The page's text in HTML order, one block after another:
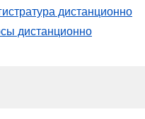
дистанционно
дистанционно